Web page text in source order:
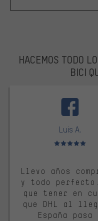
HACEMOS TODO
BICI
Luis A.
Valoración media:
Llevo años
y todo
que tener en
que DHL al
España pasa